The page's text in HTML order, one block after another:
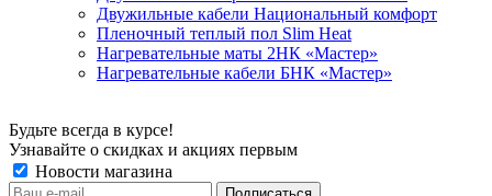
Двужильные кабели Национальный комфорт
Пленочный теплый пол Slim Heat
Нагревательные маты 2НК «Мастер»
Нагревательные кабели БНК «Мастер»
Будьте всегда в курсе!
Узнавайте о скидках и акциях первым
Новости магазина